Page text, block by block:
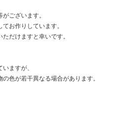
ございます。
お作りしています。
だけますと幸いです。
ますが、
色が若干異なる場合があります。